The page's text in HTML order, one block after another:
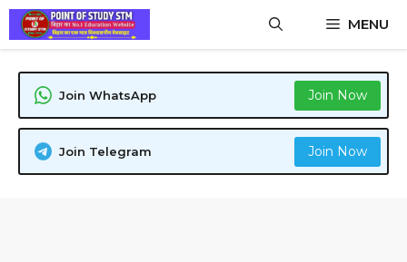
Skip
content
MENU
Join WhatsApp Join Now
Join Telegram Join Now